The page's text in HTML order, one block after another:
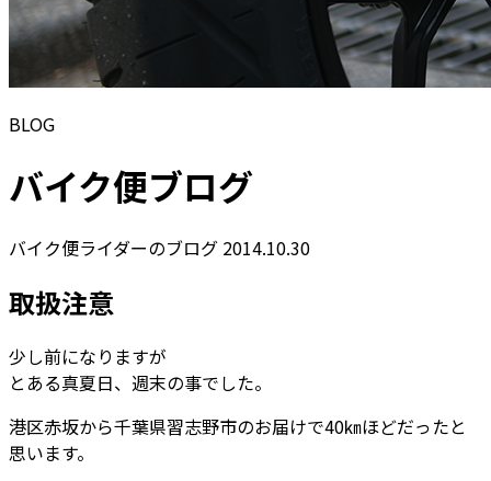
BLOG
バイク便ブログ
バイク便ライダーのブログ 2014.10.30
取扱注意
少し前になりますが
とある真夏日、週末の事でした。
港区赤坂から千葉県習志野市のお届けで40㎞ほどだったと
思います。